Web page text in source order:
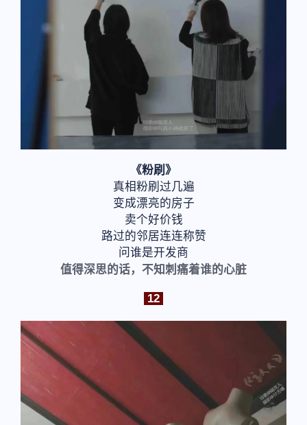
《粉刷》
真相粉刷过几遍
变成漂亮的房子
卖个好价钱
路过的邻居连连称赞
问谁是开发商
值得深思的话， 不知刺痛着谁的心脏
12